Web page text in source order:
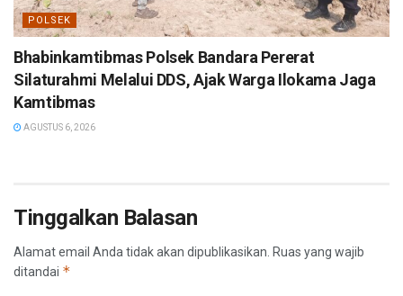
POLSEK
Bhabinkamtibmas Polsek Bandara Pererat
Silaturahmi Melalui DDS, Ajak Warga Ilokama Jaga
Kamtibmas
AGUSTUS 6, 2026
Tinggalkan Balasan
Alamat email Anda tidak akan dipublikasikan. Ruas yang wajib
ditandai *